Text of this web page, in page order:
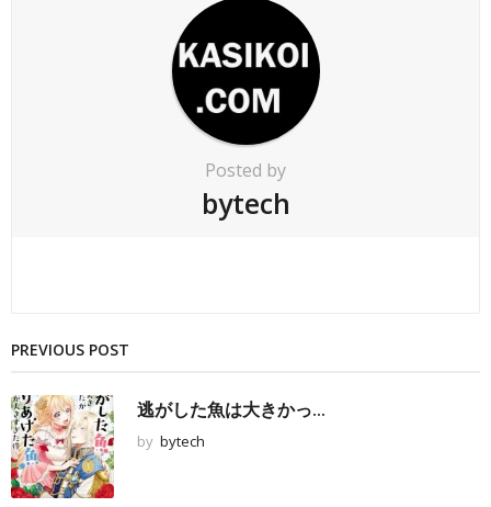
Posted by
bytech
PREVIOUS POST
逃がした魚は大きかっ...
by bytech